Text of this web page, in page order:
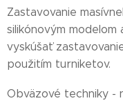
Zastavovanie
silikónovým modelom
vyskúšať
použitím turniketov.
Obväzové techniky -